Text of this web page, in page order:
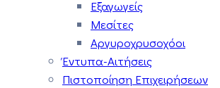
Εξαγωγείς
Μεσίτες
Αργυροχρυσοχόοι
Έντυπα-Αιτήσεις
Πιστοποίηση Επιχειρήσεων